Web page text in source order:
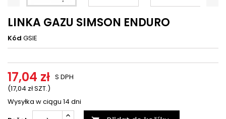
LINKA GAZU SIMSON ENDURO
Kód GSIE
17,04 zł
(17,04 zł SZT.)
S DPH
Wysyłka w ciągu 14 dni